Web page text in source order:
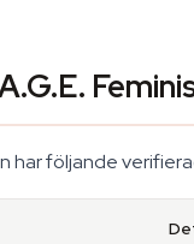
har följande